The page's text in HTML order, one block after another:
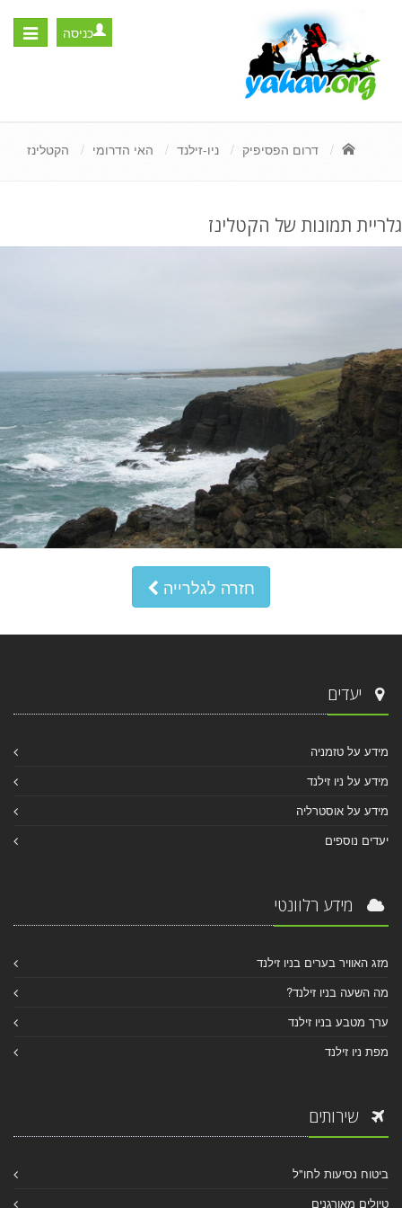
Toggle
כניסה
דרום הפסיפיק ניו-זילנד האי הדרומי הקטלינז
גלריית תמונות של הקטלינז
חזרה לגלרייה
יעדים
מידע על טזמניה
מידע על ניו זילנד
מידע על אוסטרליה
יעדים נוספים
מידע רלוונטי
מזג האוויר בערים בניו זילנד
מה השעה בניו זילנד?
ערך מטבע בניו זילנד
מפת ניו זילנד
שירותים
ביטוח נסיעות לחו"ל
טיולים מאורגנים